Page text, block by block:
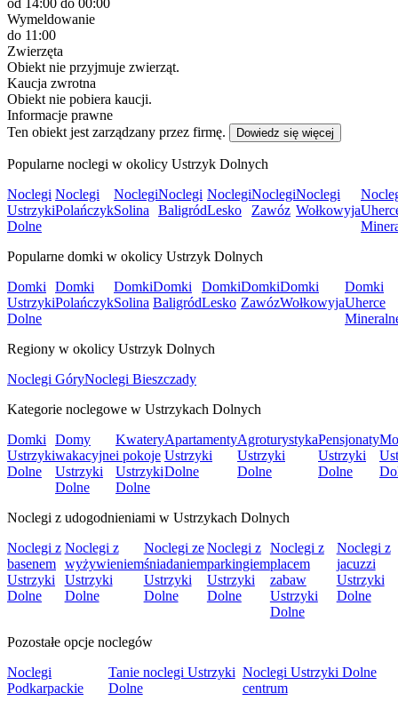
Wymeldowanie
do 11:00
Zwierzęta
Obiekt nie przyjmuje zwierząt.
Kaucja zwrotna
Obiekt nie pobiera kaucji.
Informacje prawne
Ten obiekt jest zarządzany przez firmę.
Dowiedz się więcej
Popularne noclegi w okolicy Ustrzyk Dolnych
Noclegi
Ustrzyki
Dolne
Noclegi
Polańczyk
Noclegi
Solina
Noclegi
Baligród
Noclegi
Lesko
Noclegi
Zawóz
Noclegi
Wołkowyja
Popularne domki w okolicy Ustrzyk Dolnych
Domki
Ustrzyki
Dolne
Domki
Polańczyk
Domki
Solina
Domki
Baligród
Domki
Lesko
Domki
Zawóz
Domki
Wołkowyja
Domki
Uherce
Regiony w okolicy Ustrzyk Dolnych
Noclegi GóryNoclegi Bieszczady
Kategorie noclegowe w Ustrzykach Dolnych
Domki
Ustrzyki
Dolne
Domy
wakacyjne
Ustrzyki
Dolne
Kwatery
i pokoje
Ustrzyki
Dolne
Apartamenty
Ustrzyki
Dolne
Agroturystyka
Ustrzyki
Dolne
Pensjonaty
Ustrzyki
Dolne
Noclegi z udogodnieniami w Ustrzykach Dolnych
Noclegi z
basenem
Ustrzyki
Dolne
Noclegi z
wyżywieniem
Ustrzyki
Dolne
Noclegi ze
śniadaniem
Ustrzyki
Dolne
Noclegi z
parkingiem
Ustrzyki
Dolne
Noclegi z
placem
zabaw
Ustrzyki
Dolne
Noclegi z
jacuzzi
Ustrzyki
Dolne
Pozostałe opcje noclegów
Noclegi
Podkarpackie
Tanie noclegi Ustrzyki
Dolne
Noclegi Ustrzyki Dolne
centrum